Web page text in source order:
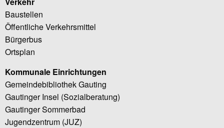
Baustellen
Öffentliche Verkehrsmittel
Bürgerbus
Ortsplan
Kommunale Einrichtungen
Gemeindebibliothek Gauting
Gautinger Insel (Sozialberatung)
Gautinger Sommerbad
Jugendzentrum (JUZ)